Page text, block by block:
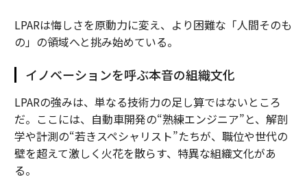
LPARは悔しさを原動力に変え、より困難な「人間そのも
の」の領域へと挑み始めている。
イノベーションを呼ぶ本音の組織文化
LPARの強みは、単なる技術力の足し算ではないところ
だ。ここには、自動車開発の“熟練エンジニア”と、解剖
学や計測の“若きスペシャリスト”たちが、職位や世代の
壁を超えて激しく火花を散らす、特異な組織文化があ
る。